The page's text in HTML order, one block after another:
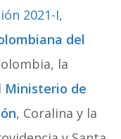
2021-I,
del
la
Ministerio de
, Coralina y la